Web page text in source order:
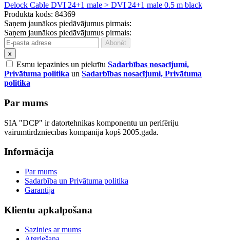
Delock Cable DVI 24+1 male > DVI 24+1 male 0.5 m black
Produkta kods: 84369
Saņem jaunākos piedāvājumus pirmais:
Saņem jaunākos piedāvājumus pirmais:
x
Esmu iepazinies un piekrītu Sadarbības nosacījumi,
Privātuma politika un Sadarbības nosacījumi, Privātuma
politika
Par mums
SIA "DCP" ir datortehnikas komponentu un perifēriju
vairumtirdzniecības kompānija kopš 2005.gada.
Informācija
Par mums
Sadarbība un Privātuma politika
Garantija
Klientu apkalpošana
Sazinies ar mums